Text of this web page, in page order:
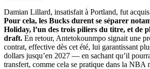
Damian Lillard, insatisfait à Portland, fut
Pour cela, les Bucks durent se séparer
Holiday, l’un des trois piliers du titre, et de
draft. En retour, Antetokounmpo signait une
contrat, effective dès cet été, lui garantissant
dollars jusqu’en 2027 — en sachant qu’il
transfert, comme cela se pratique dans la NBA